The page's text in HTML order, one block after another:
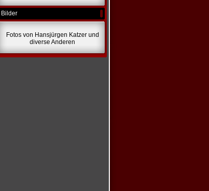
Bilder
Fotos von Hansjürgen Katzer und
diverse Anderen